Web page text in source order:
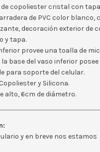
copoliester cristal con
de PVC color blanco,
decoración exterior de
y tapa.
provee una toalla de
base del vaso inferior posee
para soporte del celular.
y Silicona.
alto, 6cm de diámetro.
y en breve nos estamos